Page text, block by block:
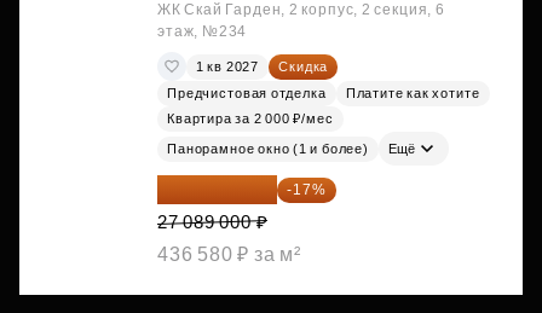
ЖК Скай Гарден, 2 корпус, 2 секция, 6
этаж, №234
1 кв 2027
Скидка
Предчистовая отделка
Платите как хотите
Квартира за 2 000 ₽/мес
Панорамное окно (1 и более) Ещё
22 483 870 ₽ -17%
27 089 000 ₽
436 580 ₽ за м²